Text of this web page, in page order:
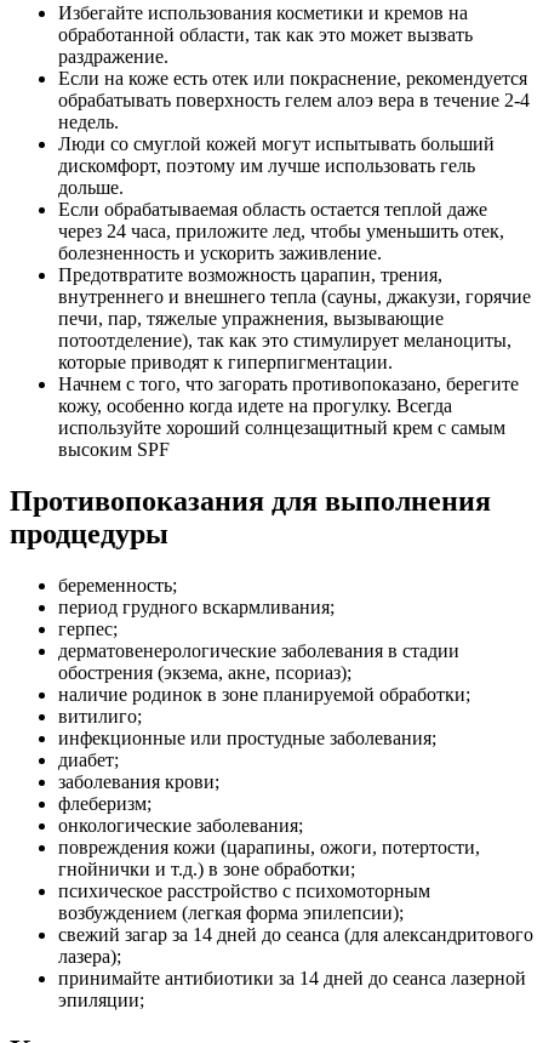
Избегайте использования косметики и кремов на
обработанной области, так как это может вызвать
раздражение.
Если на коже есть отек или покраснение, рекомендуется
обрабатывать поверхность гелем алоэ вера в течение 2-4
недель.
Люди со смуглой кожей могут испытывать больший
дискомфорт, поэтому им лучше использовать гель
дольше.
Если обрабатываемая область остается теплой даже
через 24 часа, приложите лед, чтобы уменьшить отек,
болезненность и ускорить заживление.
Предотвратите возможность царапин, трения,
внутреннего и внешнего тепла (сауны, джакузи, горячие
печи, пар, тяжелые упражнения, вызывающие
потоотделение), так как это стимулирует меланоциты,
которые приводят к гиперпигментации.
Начнем с того, что загорать противопоказано, берегите
кожу, особенно когда идете на прогулку. Всегда
используйте хороший солнцезащитный крем с самым
высоким SPF
Противопоказания для выполнения
продцедуры
беременность;
период грудного вскармливания;
герпес;
дерматовенерологические заболевания в стадии
обострения (экзема, акне, псориаз);
наличие родинок в зоне планируемой обработки;
витилиго;
инфекционные или простудные заболевания;
диабет;
заболевания крови;
флеберизм;
онкологические заболевания;
повреждения кожи (царапины, ожоги, потертости,
гнойнички и т.д.) в зоне обработки;
психическое расстройство с психомоторным
возбуждением (легкая форма эпилепсии);
свежий загар за 14 дней до сеанса (для александритового
лазера);
принимайте антибиотики за 14 дней до сеанса лазерной
эпиляции;